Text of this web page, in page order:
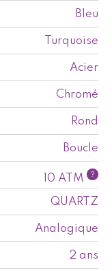
Bleu
Turquoise
Acier
Chromé
Rond
Boucle
10 ATM ?
QUARTZ
Analogique
2 ans